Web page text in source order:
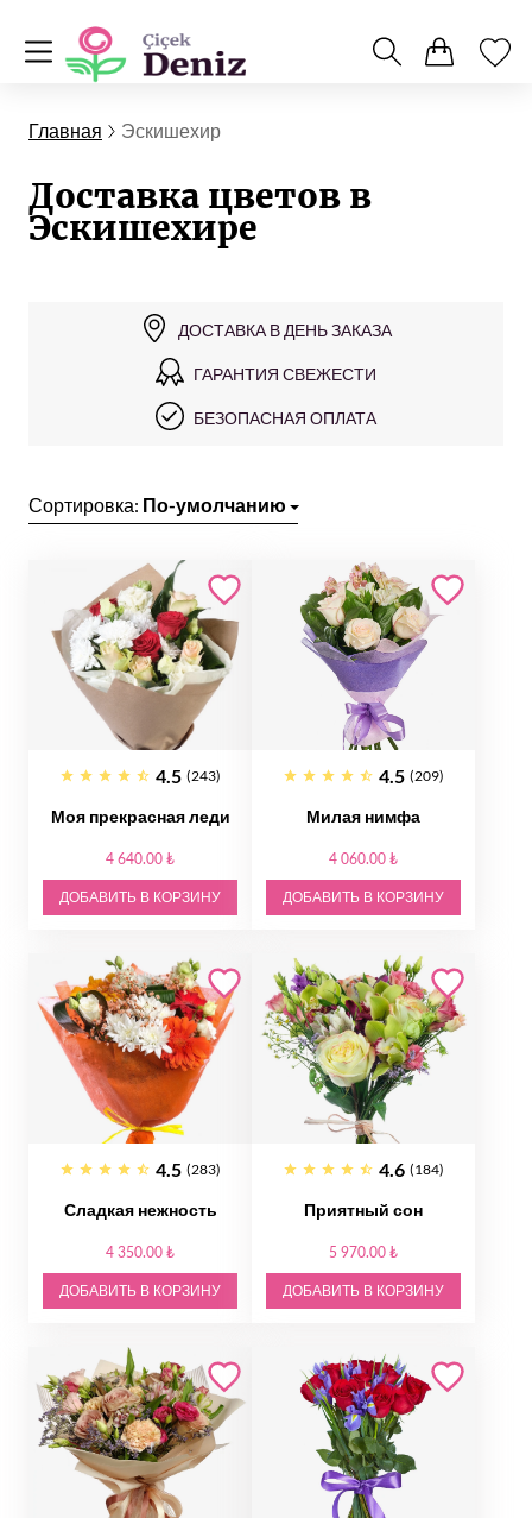
Главная Эскишехир
Доставка цветов в
Эскишехире
ДОСТАВКА В ДЕНЬ ЗАКАЗА
ГАРАНТИЯ СВЕЖЕСТИ
БЕЗОПАСНАЯ ОПЛАТА
Сортировка: По-умолчанию
4.5 (243)
Моя прекрасная леди
4 640.00 ₺
ДОБАВИТЬ В КОРЗИНУ
4.5 (209)
Милая нимфа
4 060.00 ₺
ДОБАВИТЬ В КОРЗИНУ
4.5 (283)
Сладкая нежность
4 350.00 ₺
ДОБАВИТЬ В КОРЗИНУ
4.6 (184)
Приятный сон
5 970.00 ₺
ДОБАВИТЬ В КОРЗИНУ